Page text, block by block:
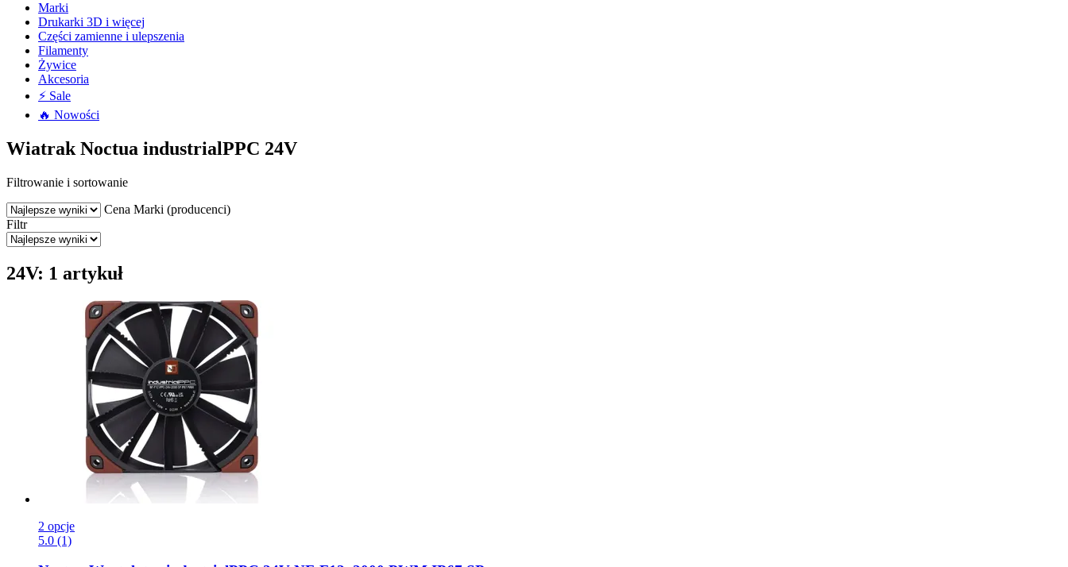
Marki
Drukarki 3D i więcej
Części zamienne i ulepszenia
Filamenty
Żywice
Akcesoria
⚡ Sale
🔥 Nowości
Wiatrak Noctua industrialPPC 24V
Filtrowanie i sortowanie
Cena Marki (producenci)
Filtr
24V: 1 artykuł
2 opcje
5.0 (1)